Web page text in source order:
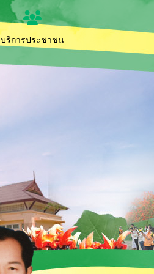
บริการประชาชน